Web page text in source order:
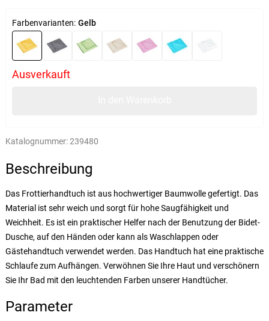
Farbenvarianten: Gelb
Ausverkauft
Katalognummer:239480
Beschreibung
Das Frottierhandtuch ist aus hochwertiger Baumwolle gefertigt. Das
Material ist sehr weich und sorgt für hohe Saugfähigkeit und
Weichheit. Es ist ein praktischer Helfer nach der Benutzung der Bidet-
Dusche, auf den Händen oder kann als Waschlappen oder
Gästehandtuch verwendet werden. Das Handtuch hat eine praktische
Schlaufe zum Aufhängen. Verwöhnen Sie Ihre Haut und verschönern
Sie Ihr Bad mit den leuchtenden Farben unserer Handtücher.
Parameter